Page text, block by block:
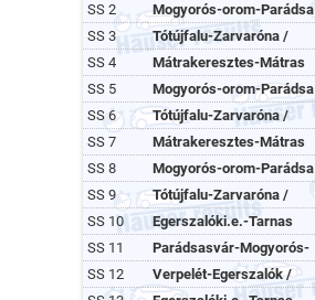
SS 2
Mogyorós-orom-Parádsa
SS 3
Tótújfalu-Zarvaróna /
SS 4
Mátrakeresztes-Mátras
SS 5
Mogyorós-orom-Parádsa
SS 6
Tótújfalu-Zarvaróna /
SS 7
Mátrakeresztes-Mátras
SS 8
Mogyorós-orom-Parádsa
SS 9
Tótújfalu-Zarvaróna /
SS 10
Egerszalóki.e.-Tarnas
SS 11
Parádsasvár-Mogyorós-
SS 12
Verpelét-Egerszalók /